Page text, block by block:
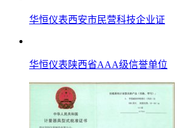
华恒仪表西安市民营科技企业证
华恒仪表陕西省AAA级信誉单位